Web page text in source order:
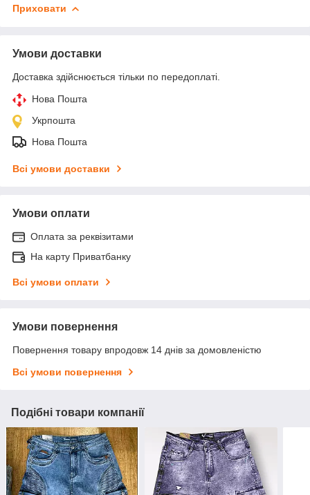
Приховати
Умови доставки
Доставка здійснюється тільки по передоплаті.
Нова Пошта
Укрпошта
Нова Пошта
Всі умови доставки
Умови оплати
Оплата за реквізитами
На карту Приватбанку
Всі умови оплати
Умови повернення
Повернення товару впродовж 14 днів за домовленістю
Всі умови повернення
Подібні товари компанії